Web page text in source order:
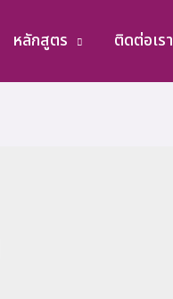
หลักสูตร ติดต่อเรา